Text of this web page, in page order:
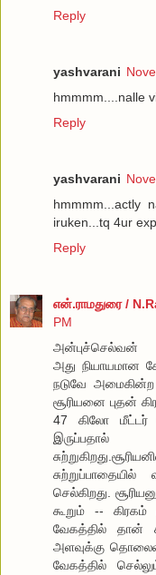
Reply
yashvarani
hmmmm....nalle
Reply
yashvarani
hmmmm...actly
iruken...tq 4ur
Reply
என்.ராமதுரை /
PM
அன்புச்செல்வன்
அது நியாயமான
நடுவே அமைகின்ற
சூரியனை புதன்
47 கிலோ மீட்டர்
செல்கிறது.
கூறும் --
வேகத்தில் தான்
அளவுக்கு
வேகத்தில்